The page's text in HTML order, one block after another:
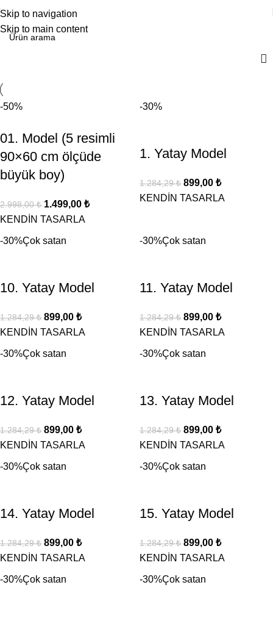
Skip to navigation
Skip to main content
-50%
01. Model (5 resimli
90×60 cm ölçüde
büyük boy)
2.998,00₺ 1.499,00 ₺
KENDİN TASARLA
-30%
1. Yatay Model
1.284,29₺ 899,00 ₺
KENDİN TASARLA
-30%Çok satan
10. Yatay Model
1.284,29₺ 899,00 ₺
KENDİN TASARLA
-30%Çok satan
11. Yatay Model
1.284,29₺ 899,00 ₺
KENDİN TASARLA
-30%Çok satan
12. Yatay Model
1.284,29₺ 899,00 ₺
KENDİN TASARLA
-30%Çok satan
13. Yatay Model
1.284,29₺ 899,00 ₺
KENDİN TASARLA
-30%Çok satan
14. Yatay Model
1.284,29₺ 899,00 ₺
KENDİN TASARLA
-30%Çok satan
15. Yatay Model
1.284,29₺ 899,00 ₺
KENDİN TASARLA
-30%Çok satan -30%Çok satan